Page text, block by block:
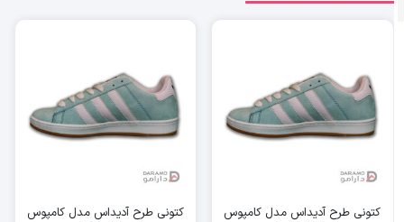
کتونی طرح آدیداس مدل کامپوس
کتونی طرح آدیداس مدل کامپوس